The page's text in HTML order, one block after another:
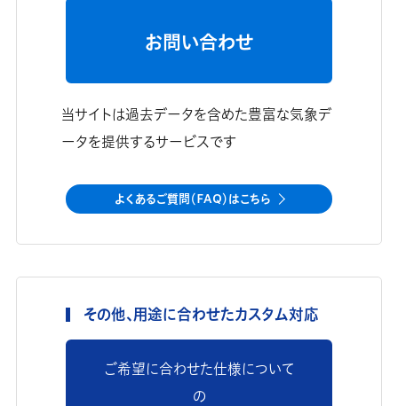
お問い合わせ
当サイトは過去データを含めた豊富な気象デ
ータを提供するサービスです
よくあるご質問（FAQ）はこちら
その他、用途に合わせたカスタム対応
ご希望に合わせた仕様について
の